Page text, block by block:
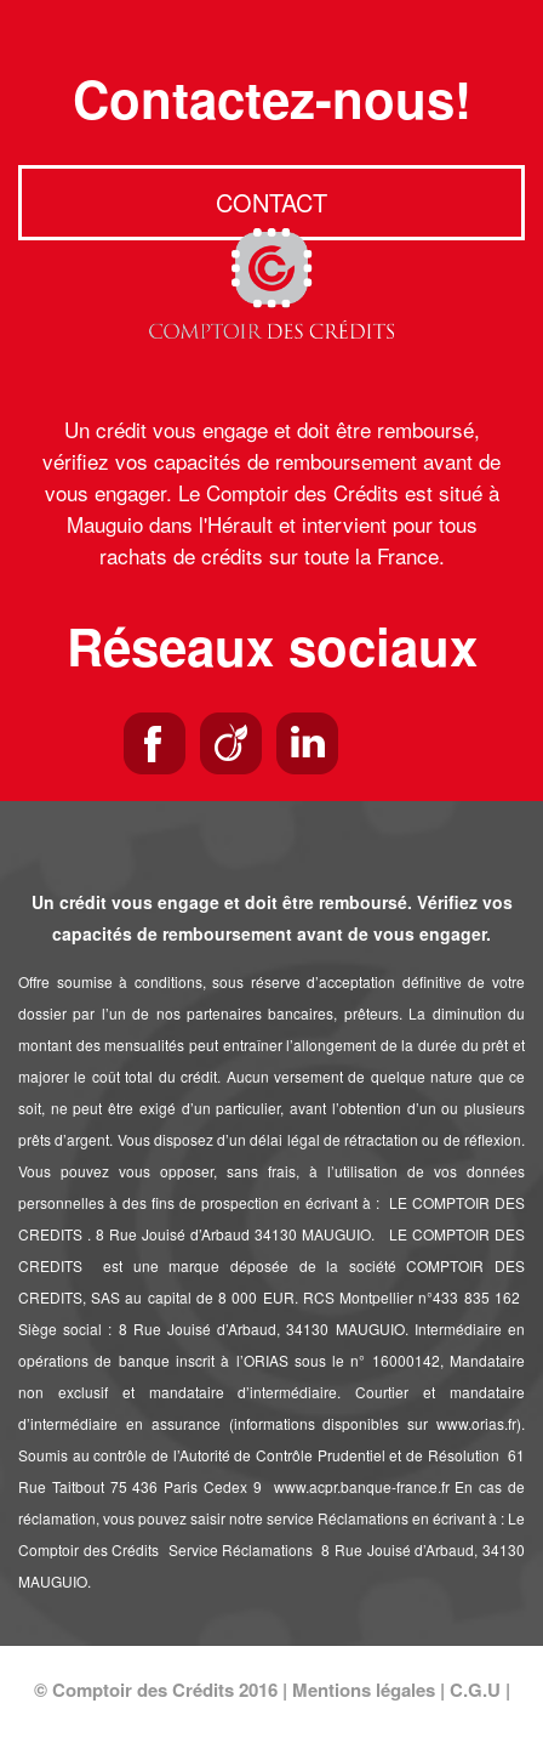
Contactez-nous!
CONTACT
Un crédit vous engage et doit être remboursé,
vérifiez vos capacités de remboursement avant de
vous engager. Le Comptoir des Crédits est situé à
Mauguio dans l'Hérault et intervient pour tous
rachats de crédits sur toute la France.
Réseaux sociaux
Un crédit vous engage et doit être remboursé. Vérifiez vos
capacités de remboursement avant de vous engager.
Offre soumise à conditions, sous réserve d’acceptation définitive de votre
dossier par l’un de nos partenaires bancaires, prêteurs. La diminution du
montant des mensualités peut entraîner l’allongement de la durée du prêt et
majorer le coût total du crédit. Aucun versement de quelque nature que ce
soit, ne peut être exigé d’un particulier, avant l’obtention d’un ou plusieurs
prêts d’argent. Vous disposez d’un délai légal de rétractation ou de réflexion.
Vous pouvez vous opposer, sans frais, à l’utilisation de vos données
personnelles à des fins de prospection en écrivant à : LE COMPTOIR DES
CREDITS . 8 Rue Jouisé d’Arbaud 34130 MAUGUIO. LE COMPTOIR DES
CREDITS est une marque déposée de la société COMPTOIR DES
CREDITS, SAS au capital de 8 000 EUR. RCS Montpellier n°433 835 162 
Siège social : 8 Rue Jouisé d’Arbaud, 34130 MAUGUIO. Intermédiaire en
opérations de banque inscrit à l’ORIAS sous le n° 16000142, Mandataire
non exclusif et mandataire d’intermédiaire. Courtier et mandataire
d’intermédiaire en assurance (informations disponibles sur www.orias.fr).
Soumis au contrôle de l’Autorité de Contrôle Prudentiel et de Résolution  61
Rue Taitbout 75 436 Paris Cedex 9  www.acpr.banque-france.fr En cas de
réclamation, vous pouvez saisir notre service Réclamations en écrivant à : Le
Comptoir des Crédits  Service Réclamations  8 Rue Jouisé d’Arbaud, 34130
MAUGUIO.
© Comptoir des Crédits 2016 | Mentions légales| C.G.U |